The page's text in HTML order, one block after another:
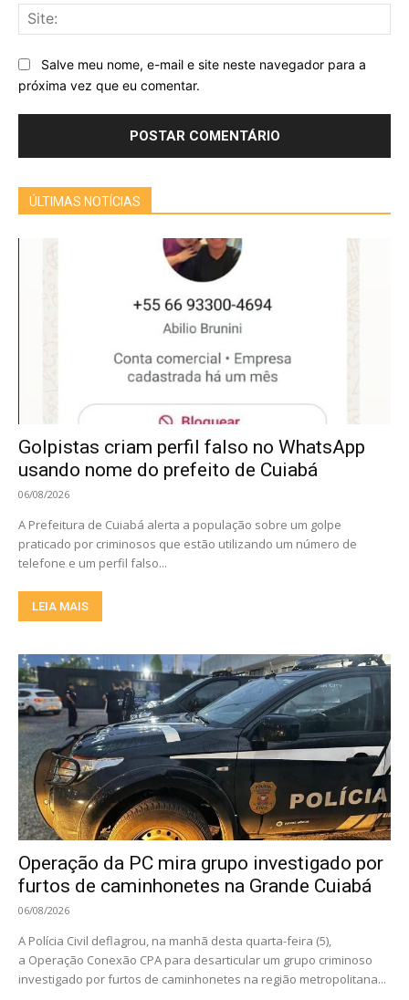
Salve meu nome, e-mail e site neste navegador para a
próxima vez que eu comentar.
ÚLTIMAS NOTÍCIAS
Golpistas criam perfil falso no WhatsApp
usando nome do prefeito de Cuiabá
06/08/2026
A Prefeitura de Cuiabá alerta a população sobre um golpe
praticado por criminosos que estão utilizando um número de
telefone e um perfil falso...
LEIA MAIS
Operação da PC mira grupo investigado por
furtos de caminhonetes na Grande Cuiabá
06/08/2026
A Polícia Civil deflagrou, na manhã desta quarta-feira (5),
a Operação Conexão CPA para desarticular um grupo criminoso
investigado por furtos de caminhonetes na região metropolitana...